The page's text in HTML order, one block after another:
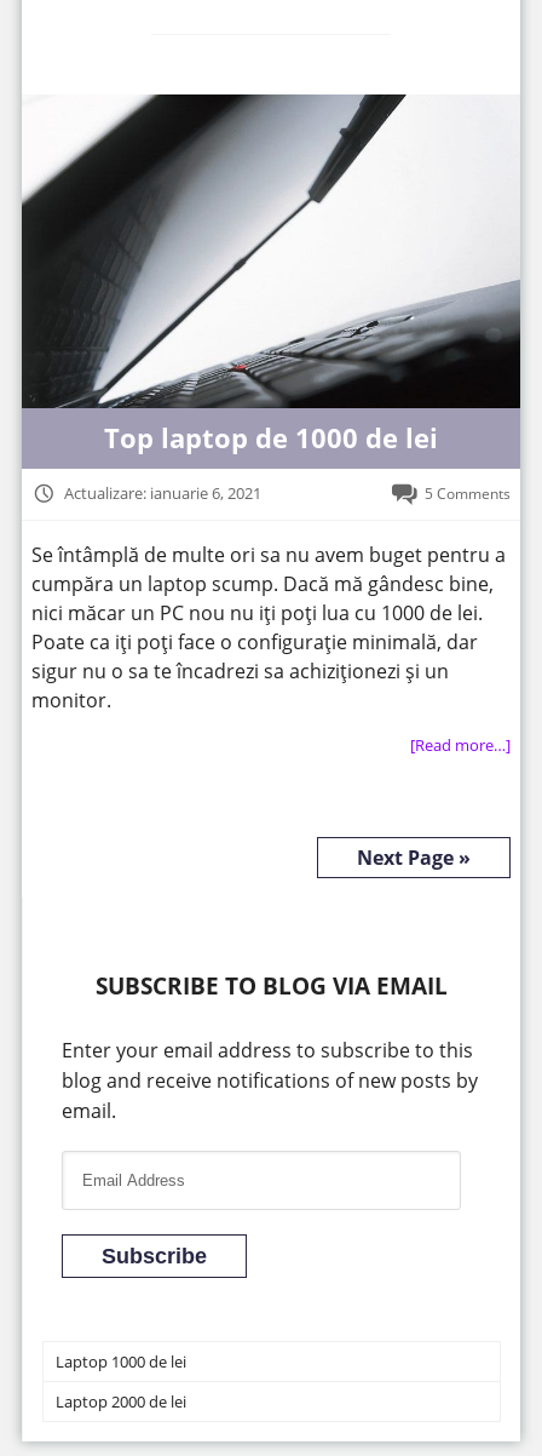
Top laptop de 1000 de lei
Actualizare: ianuarie 6, 2021 5 Comments
Se întâmplă de multe ori sa nu avem buget pentru a
cumpăra un laptop scump. Dacă mă gândesc bine,
nici măcar un PC nou nu iți poți lua cu 1000 de lei.
Poate ca iți poți face o configurație minimală, dar
sigur nu o sa te încadrezi sa achiziționezi și un
monitor.
[Read more…]
Next Page »
SUBSCRIBE TO BLOG VIA EMAIL
Enter your email address to subscribe to this
blog and receive notifications of new posts by
email.
l
d
r
e
Subscribe
Laptop 1000 de lei
Laptop 2000 de lei